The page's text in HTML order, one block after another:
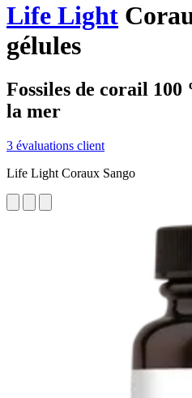
Life Light
gélules
Fossiles de corail
la mer
3 évaluations client
Life Light Coraux Sango